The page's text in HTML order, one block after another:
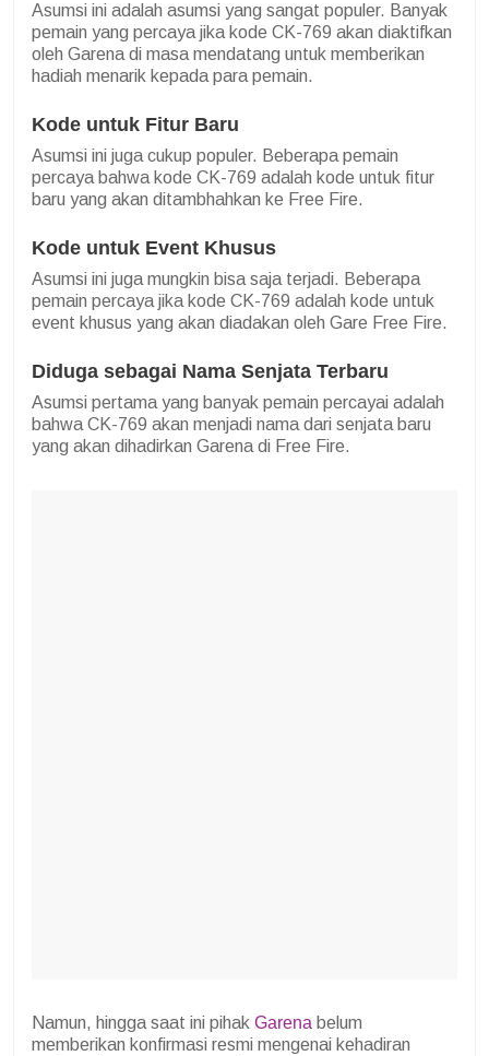
Asumsi ini adalah asumsi yang sangat populer. Banyak
pemain yang percaya jika kode CK-769 akan diaktifkan
oleh Garena di masa mendatang untuk memberikan
hadiah menarik kepada para pemain.
Kode untuk Fitur Baru
Asumsi ini juga cukup populer. Beberapa pemain
percaya bahwa kode CK-769 adalah kode untuk fitur
baru yang akan ditambhahkan ke Free Fire.
Kode untuk Event Khusus
Asumsi ini juga mungkin bisa saja terjadi. Beberapa
pemain percaya jika kode CK-769 adalah kode untuk
event khusus yang akan diadakan oleh Gare Free Fire.
Diduga sebagai Nama Senjata Terbaru
Asumsi pertama yang banyak pemain percayai adalah
bahwa CK-769 akan menjadi nama dari senjata baru
yang akan dihadirkan Garena di Free Fire.
Namun, hingga saat ini pihak Garena belum
memberikan konfirmasi resmi mengenai kehadiran